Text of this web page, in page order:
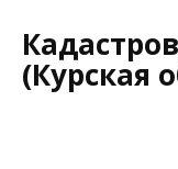
(Курская